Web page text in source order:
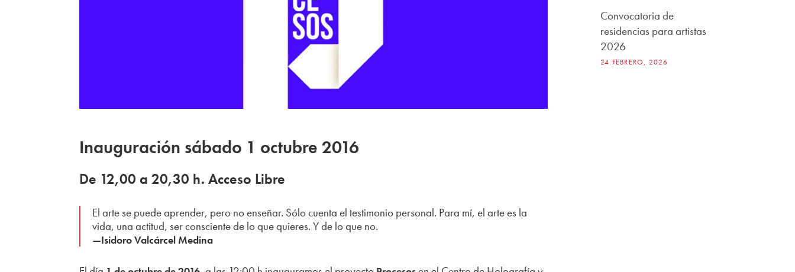
Inauguración sábado 1 octubre 2016
De 12,00 a 20,30 h. Acceso Libre
El arte se puede aprender, pero no enseñar. Sólo cuenta el testimonio personal. Para mí, el arte es la
vida, una actitud, ser consciente de lo que quieres. Y de lo que no.
—Isidoro Valcárcel Medina
Convocatoria de
residencias para artistas
2026
24 FEBRERO, 2026